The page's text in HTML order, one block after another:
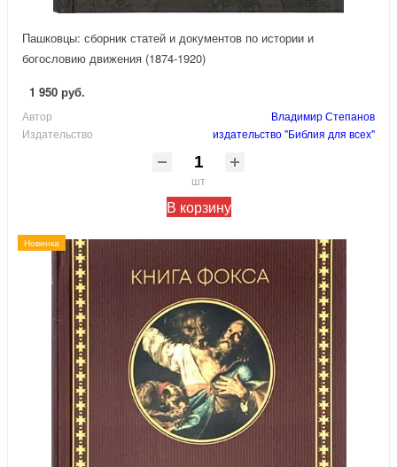
Пашковцы: сборник статей и документов по истории и
богословию движения (1874-1920)
1 950 руб.
Автор
Владимир Степанов
Издательство
издательство "Библия для всех"
шт
В корзину
Новинка